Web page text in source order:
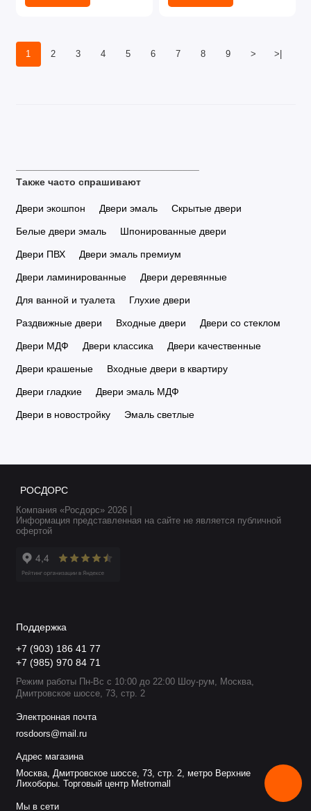
1 2 3 4 5 6 7 8 9 > >|
Также часто спрашивают
Двери экошпон Двери эмаль Скрытые двери
Белые двери эмаль Шпонированные двери
Двери ПВХ Двери эмаль премиум
Двери ламинированные Двери деревянные
Для ванной и туалета Глухие двери
Раздвижные двери Входные двери Двери со стеклом
Двери МДФ Двери классика Двери качественные
Двери крашеные Входные двери в квартиру
Двери гладкие Двери эмаль МДФ
Двери в новостройку Эмаль светлые
РОСДОРС
Компания «Росдорс» 2026 |
Информация представленная на сайте не является публичной
офертой
Поддержка
+7 (903) 186 41 77
+7 (985) 970 84 71
Режим работы Пн-Вс с 10:00 до 22:00 Шоу-рум, Москва,
Дмитровское шоссе, 73, стр. 2
Электронная почта
rosdoors@mail.ru
Адрес магазина
Москва, Дмитровское шоссе, 73, стр. 2, метро Верхние
Лихоборы. Торговый центр Metromall
Мы в сети